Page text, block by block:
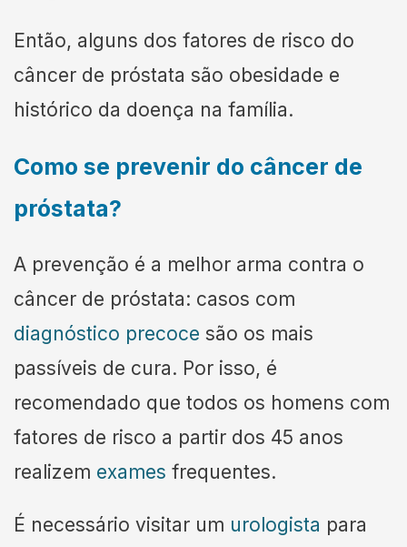
Então, alguns dos fatores de risco do
câncer de próstata são obesidade e
histórico da doença na família.
Como se prevenir do câncer de
próstata?
A prevenção é a melhor arma contra o
câncer de próstata: casos com
diagnóstico precoce são os mais
passíveis de cura. Por isso, é
recomendado que todos os homens com
fatores de risco a partir dos 45 anos
realizem exames frequentes.
É necessário visitar um urologista para